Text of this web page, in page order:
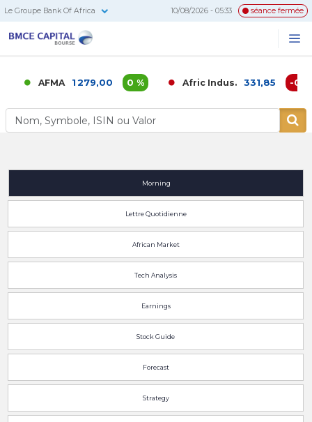
Le Groupe Bank Of Africa 10/08/2026 - 05:33 séance fermée
AFMA 1 279,00 0 % Afric Indus. 331,85 -0,02
Morning
Lettre Quotidienne
African Market
Tech Analysis
Earnings
Stock Guide
Forecast
Strategy